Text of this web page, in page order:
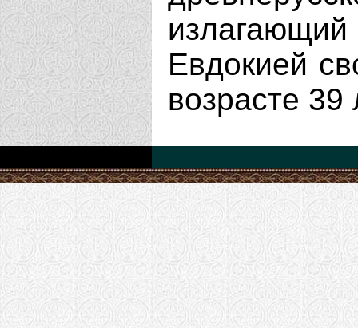
Евдокией
возрасте 39